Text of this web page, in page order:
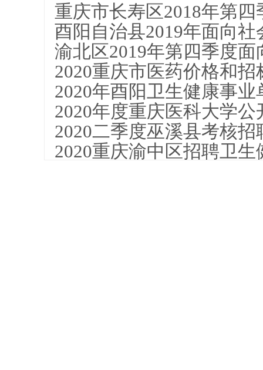
重庆市长寿区2018年第
酉阳自治县2019年面向
渝北区2019年第四季度
2020重庆市医药价格和
2020年酉阳卫生健康事
2020年度重庆医科大学
2020二季度巫溪县考核
2020重庆渝中区招聘卫